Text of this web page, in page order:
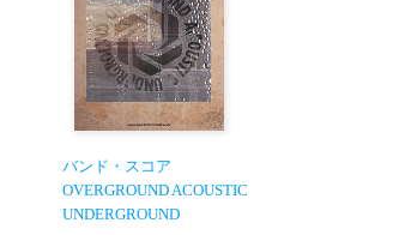
バンド・スコア
OVERGROUND ACOUSTIC
UNDERGROUND